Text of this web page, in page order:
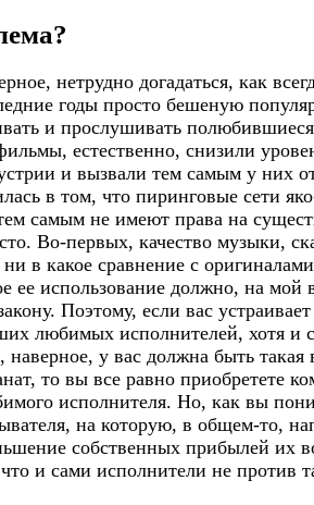
нетрудно догадаться, как
годы просто бешеную
и прослушивать
естественно, снизили
и вызвали тем самым у них
в том, что пиринговые сети
самым не имеют права на
Во-первых, качество музыки,
в какое сравнение с
ее использование должно, на мой
Поэтому, если вас
любимых исполнителей, хотя и
наверное, у вас должна быть
то вы все равно приобретете
исполнителя. Но, как вы
на которую, в общем-то,
собственных прибылей их
и сами исполнители не против